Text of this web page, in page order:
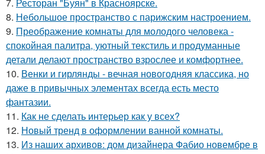
8. Небольшое пространство с парижским настроением.
9. Преображение комнаты для молодого человека -
спокойная палитра, уютный текстиль и продуманные
детали делают пространство взрослее и комфортнее.
10. Венки и гирлянды - вечная новогодняя классика, но
даже в привычных элементах всегда есть место
фантазии.
11. Как не сделать интерьер как у всех?
12. Новый тренд в оформлении ванной комнаты.
13. Из наших архивов: дом дизайнера Фабио новембре в